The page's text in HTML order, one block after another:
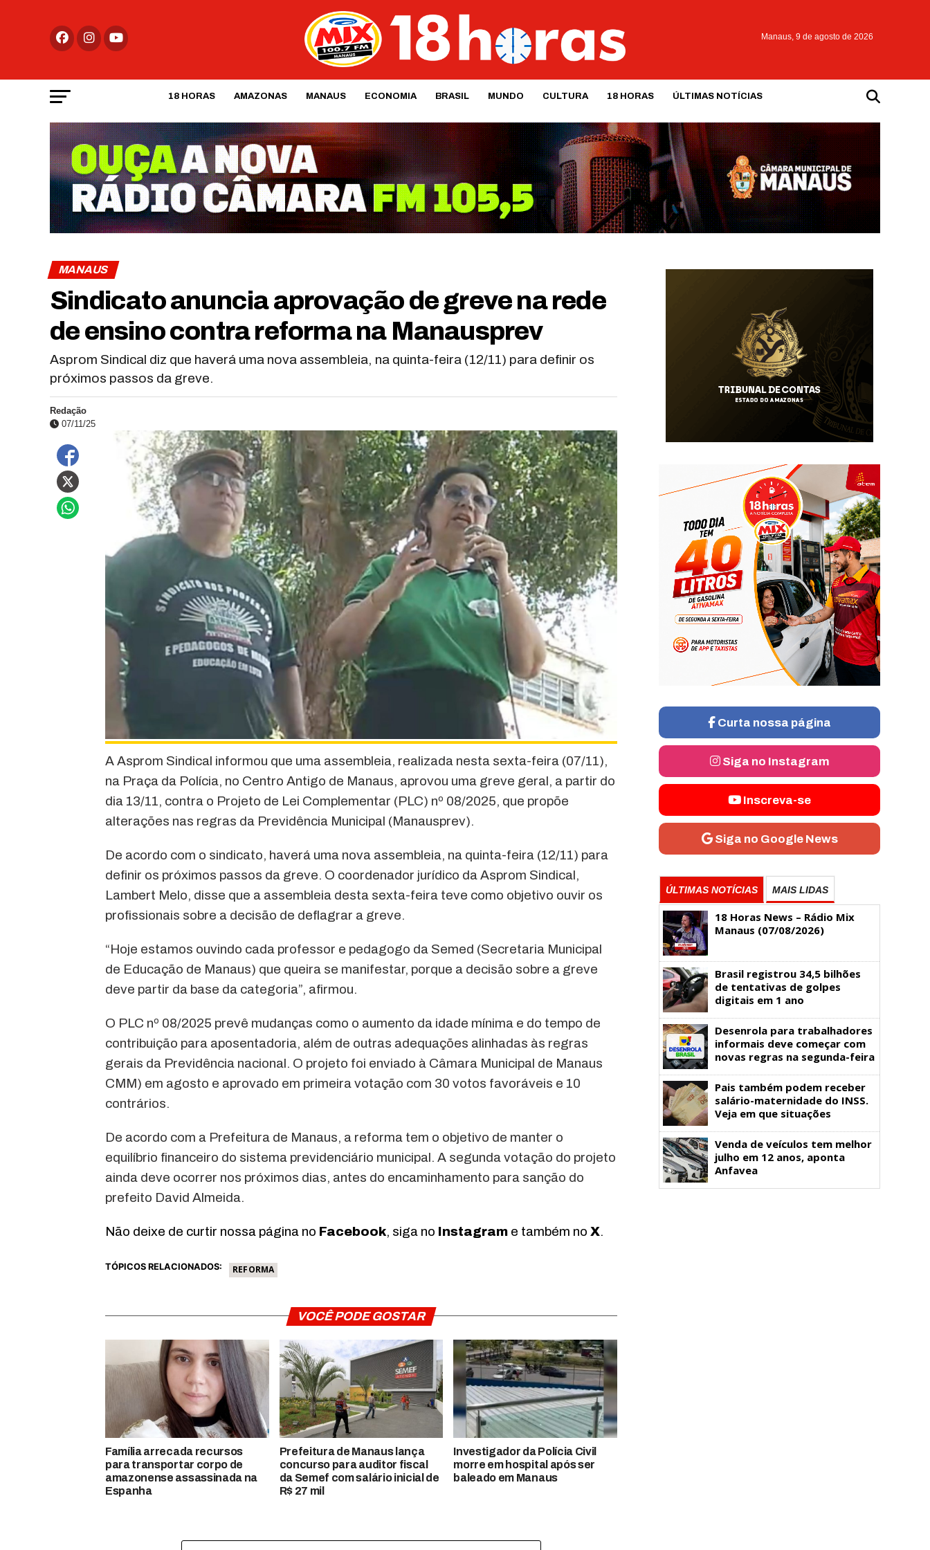
Manaus, 9 de agosto de 2026
18 HORAS AMAZONAS MANAUS ECONOMIA BRASIL MUNDO CULTURA 18 HORAS ÚLTIMAS NOTÍCIAS
MANAUS
Sindicato anuncia aprovação de greve na rede
de ensino contra reforma na Manausprev
Asprom Sindical diz que haverá uma nova assembleia, na quinta-feira (12/11) para definir os
próximos passos da greve.
Redação
07/11/25
A Asprom Sindical informou que uma assembleia, realizada nesta sexta-feira (07/11),
na Praça da Polícia, no Centro Antigo de Manaus, aprovou uma greve geral, a partir do
dia 13/11, contra o Projeto de Lei Complementar (PLC) nº 08/2025, que propõe
alterações nas regras da Previdência Municipal (Manausprev).
De acordo com o sindicato, haverá uma nova assembleia, na quinta-feira (12/11) para
definir os próximos passos da greve. O coordenador jurídico da Asprom Sindical,
Lambert Melo, disse que a assembleia desta sexta-feira teve como objetivo ouvir os
profissionais sobre a decisão de deflagrar a greve.
“Hoje estamos ouvindo cada professor e pedagogo da Semed (Secretaria Municipal
de Educação de Manaus) que queira se manifestar, porque a decisão sobre a greve
deve partir da base da categoria”, afirmou.
O PLC nº 08/2025 prevê mudanças como o aumento da idade mínima e do tempo de
contribuição para aposentadoria, além de outras adequações alinhadas às regras
gerais da Previdência nacional. O projeto foi enviado à Câmara Municipal de Manaus
CMM) em agosto e aprovado em primeira votação com 30 votos favoráveis e 10
contrários.
De acordo com a Prefeitura de Manaus, a reforma tem o objetivo de manter o
equilíbrio financeiro do sistema previdenciário municipal. A segunda votação do projeto
ainda deve ocorrer nos próximos dias, antes do encaminhamento para sanção do
prefeito David Almeida.
Não deixe de curtir nossa página no Facebook, siga no Instagram e também no X.
TÓPICOS RELACIONADOS: REFORMA
VOCÊ PODE GOSTAR
Família arrecada recursos
para transportar corpo de
amazonense assassinada na
Espanha
Prefeitura de Manaus lança
concurso para auditor fiscal
da Semef com salário inicial de
R$ 27 mil
Investigador da Polícia Civil
morre em hospital após ser
baleado em Manaus
Curta nossa página
Siga no Instagram
Inscreva-se
Siga no Google News
ÚLTIMAS NOTÍCIAS MAIS LIDAS
18 Horas News​​​​​​​​​​​​ – Rádio Mix
Manaus (07/08/2026)
Brasil registrou 34,5 bilhões
de tentativas de golpes
digitais em 1 ano
Desenrola para trabalhadores
informais deve começar com
novas regras na segunda-feira
Pais também podem receber
salário-maternidade do INSS.
Veja em que situações
Venda de veículos tem melhor
julho em 12 anos, aponta
Anfavea